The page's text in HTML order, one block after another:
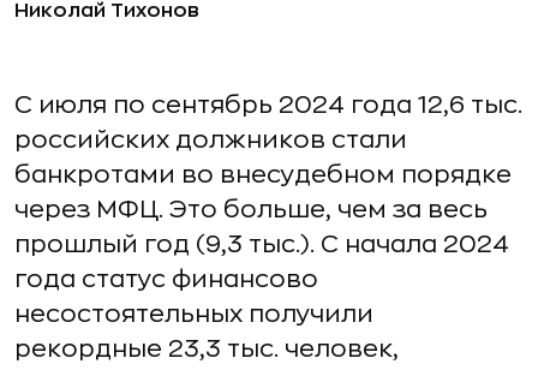
Николай Тихонов
С июля по сентябрь 2024 года 12,6 тыс.
российских должников стали
банкротами во внесудебном порядке
через МФЦ. Это больше, чем за весь
прошлый год (9,3 тыс.). С начала 2024
года статус финансово
несостоятельных получили
рекордные 23,3 тыс. человек,